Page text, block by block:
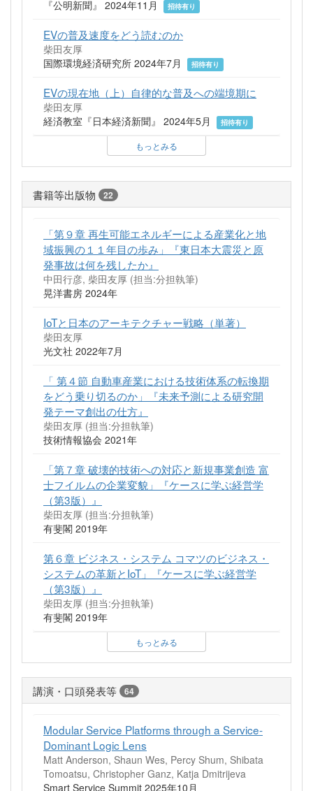
『公明新聞』 2024年11月 招待有り
EVの普及速度をどう読むのか
柴田友厚
国際環境経済研究所 2024年7月
招待有り
EVの現在地（上）自律的な普及への端境期に
柴田友厚
経済教室『日本経済新聞』 2024年5月
招待有り
もっとみる
書籍等出版物 22
「第９章 再生可能エネルギーによる産業化と地
域振興の１１年目の歩み」『東日本大震災と原
発事故は何を残したか』
中田行彦, 柴田友厚 (担当:分担執筆)
晃洋書房 2024年
IoTと日本のアーキテクチャー戦略（単著）
柴田友厚
光文社 2022年7月
「 第４節 自動車産業における技術体系の転換期
をどう乗り切るのか」『未来予測による研究開
発テーマ創出の仕方』
柴田友厚 (担当:分担執筆)
技術情報協会 2021年
「第７章 破壊的技術への対応と新規事業創造 富
士フイルムの企業変貌」『ケースに学ぶ経営学
（第3版）』
柴田友厚 (担当:分担執筆)
有斐閣 2019年
第６章 ビジネス・システム コマツのビジネス・
システムの革新とIoT」『ケースに学ぶ経営学
（第3版）』
柴田友厚 (担当:分担執筆)
有斐閣 2019年
もっとみる
講演・口頭発表等 64
Modular Service Platforms through a Service-
Dominant Logic Lens
Matt Anderson, Shaun Wes, Percy Shum, Shibata
Tomoatsu, Christopher Ganz, Katja Dmitrijeva
Smart Service Summit 2025年10月